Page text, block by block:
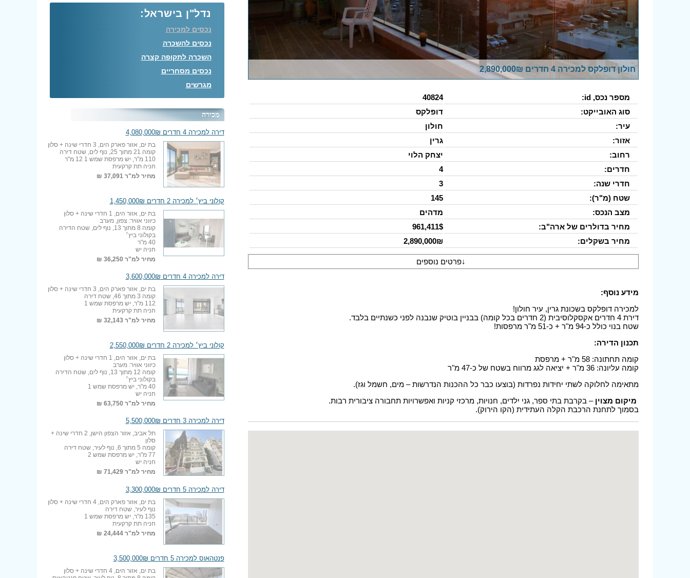
חולון דופלקס למכירה 4 חדרים 2,890,000₪
מספר נכס, id:
40824
סוג האובייקט:
דופלקס
עיר:
חולון
אזור:
גרין
רחוב:
יצחק הלוי
חדרים:
4
חדרי שנה:
3
שטח (מ"ר):
145
מצב הנכס:
מדהים
מחיר בדולרים של ארה"ב:
961,411$
מחיר בשקלים:
2,890,000₪
↓פרטים נוספים
מידע נוסף:
למכירה דופלקס בשכונת גרין, עיר חולון!
דירת 4 חדרים אקסקלוסיבית (2 חדרים בכל קומה) בבניין בוטיק שנבנה לפני כשנתיים בלבד.
שטח בנוי כולל כ-94 מ"ר + כ-51 מ"ר מרפסות!
תכנון הדירה:
קומה תחתונה: 58 מ"ר + מרפסת
קומה עליונה: 36 מ"ר + יציאה לגג מרווח בשטח של כ-47 מ"ר
מתאימה לחלוקה לשתי יחידות נפרדות (בוצעו כבר כל ההכנות הנדרשות – מים, חשמל וגז).
מיקום מצוין – בקרבת בתי ספר, גני ילדים, חנויות, מרכזי קניות ואפשרויות תחבורה ציבורית רבות.
בסמוך לתחנת הרכבת הקלה העתידית (הקו הירוק).
נדל"ן בישראל:
נכסים למכירה
נכסים להשכרה
השכרה לתקופה קצרה
נכסים מסחריים
מגרשים
מכירה
דירה למכירה 4 חדרים 4,080,000₪
בת ים, אזור פארק הים, 3 חדרי שינה + סלון
קומה 21 מתוך 25, נוף לים, שטח דירה
110 מ"ר, יש מרפסת שמש 1 12 מ"ר
חניה תת קרקעית
מחיר למ"ר37,091 ₪
קולוני ביץ׳ למכירה 2 חדרים 1,450,000₪
בת ים, אזור הים, 1 חדרי שינה + סלון
כיווני אוויר: צפון, מערב
קומה 8 מתוך 13, נוף לים, שטח הדירה
בקולוני ביץ׳
40 מ"ר
חניה יש
מחיר למ"ר 36,250 ₪
דירה למכירה 4 חדרים 3,600,000₪
בת ים, אזור פארק הים, 3 חדרי שינה + סלון
קומה 3 מתוך 46, שטח דירה
112 מ"ר, יש מרפסת שמש 1
חניה תת קרקעית
מחיר למ"ר32,143 ₪
קולוני ביץ׳ למכירה 2 חדרים 2,550,000₪
בת ים, אזור הים, 1 חדרי שינה + סלון
כיווני אוויר: מערב
קומה 12 מתוך 13, נוף לים, שטח הדירה
בקולוני ביץ׳
40 מ"ר, יש מרפסת שמש 1
חניה יש
מחיר למ"ר 63,750 ₪
דירה למכירה 3 חדרים 5,500,000₪
תל אביב, אזור הצפון הישן, 2 חדרי שינה +
סלון
קומה 5 מתוך 6, נוף לעיר, שטח דירה
77 מ"ר, יש מרפסת שמש 2
חניה יש
מחיר למ"ר71,429 ₪
דירה למכירה 5 חדרים 3,300,000₪
בת ים, אזור פארק הים, 4 חדרי שינה + סלון
נוף לעיר, שטח דירה
135 מ"ר, יש מרפסת שמש 1
חניה תת קרקעית
מחיר למ"ר24,444 ₪
פנטהאוס למכירה 5 חדרים 3,500,000₪
בת ים, אזור הים, 4 חדרי שינה + סלון